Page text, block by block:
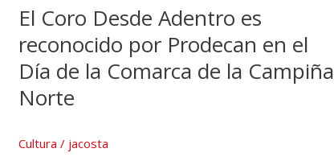
El Coro Desde Adentro es
reconocido por Prodecan en el
Día de la Comarca de la Campiña
Norte
Cultura / jacosta